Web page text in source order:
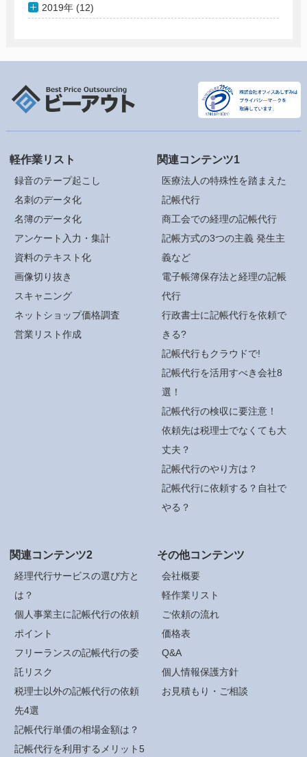
2019年 (12)
軽作業リスト
録音のテープ起こし
名刺のデータ化
名簿のデータ化
アンケート入力・集計
資料のテキスト化
画像切り抜き
スキャニング
ネットショップ価格調査
営業リスト作成
関連コンテンツ1
医療法人の特殊性を踏まえた
記帳代行
商工会での経理の記帳代行
記帳方式の3つの主義 発生主
義など
電子帳簿保存法と経理の記帳
代行
行政書士に記帳代行を依頼で
きる?
記帳代行もクラウドで!
記帳代行を活用すべき会社8
選！
記帳代行の検収に要注意！
依頼先は税理士でなくても大
丈夫？
記帳代行のやり方は？
記帳代行に依頼する？自社で
やる？
関連コンテンツ2
経理代行サービスの選び方と
は？
個人事業主に記帳代行の依頼
ポイント
フリーランスの記帳代行の委
託リスク
税理士以外の記帳代行の依頼
先4選
記帳代行単価の相場金額は？
記帳代行を利用するメリット5
その他コンテンツ
会社概要
軽作業リスト
ご依頼の流れ
価格表
Q&A
個人情報保護方針
お見積もり・ご相談